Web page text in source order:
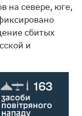
на севере, юге,
сбитых
и